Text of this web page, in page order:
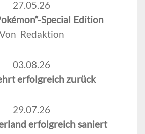
27.05.26
Special Edition
Redaktion
03.08.26
erfolgreich zurück
29.07.26
erfolgreich saniert